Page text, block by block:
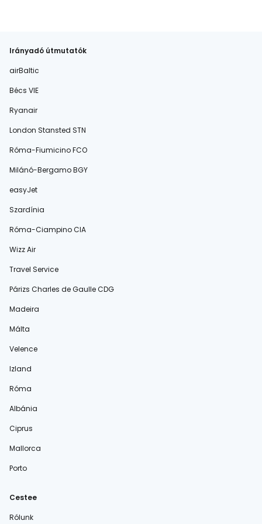
Irányadó útmutatók
airBaltic
Bécs VIE
Ryanair
London Stansted STN
Róma-Fiumicino FCO
Milánó-Bergamo BGY
easyJet
Szardínia
Róma-Ciampino CIA
Wizz Air
Travel Service
Párizs Charles de Gaulle CDG
Madeira
Málta
Velence
Izland
Róma
Albánia
Ciprus
Mallorca
Porto
Cestee
Rólunk